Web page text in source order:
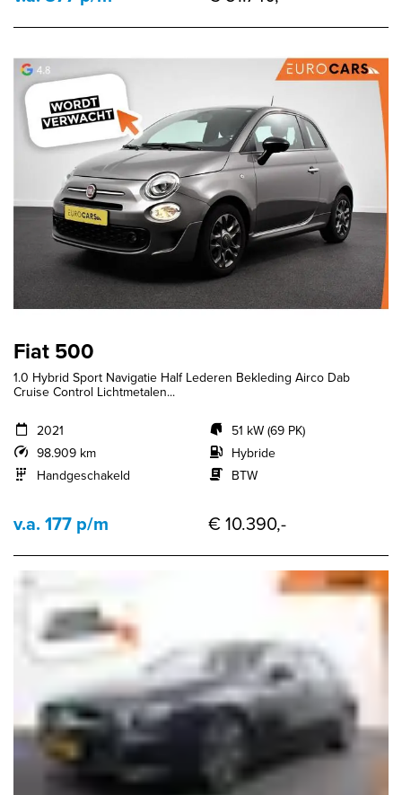
Fiat 500
1.0 Hybrid Sport Navigatie Half Lederen Bekleding Airco Dab
Cruise Control Lichtmetalen...
2021
98.909 km
Handgeschakeld
51 kW (69 PK)
Hybride
BTW
v.a. 177 p/m € 10.390,-